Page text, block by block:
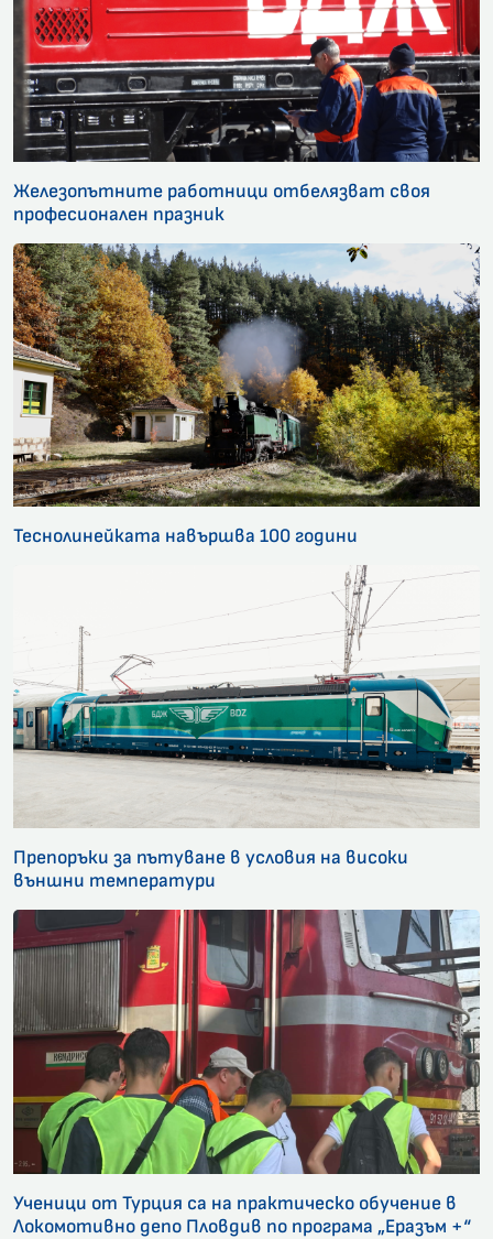
Железопътните работници отбелязват своя
професионален празник
Теснолинейката навършва 100 години
Препоръки за пътуване в условия на високи
външни температури
Ученици от Турция са на практическо обучение в
Локомотивно депо Пловдив по програма „Еразъм +“